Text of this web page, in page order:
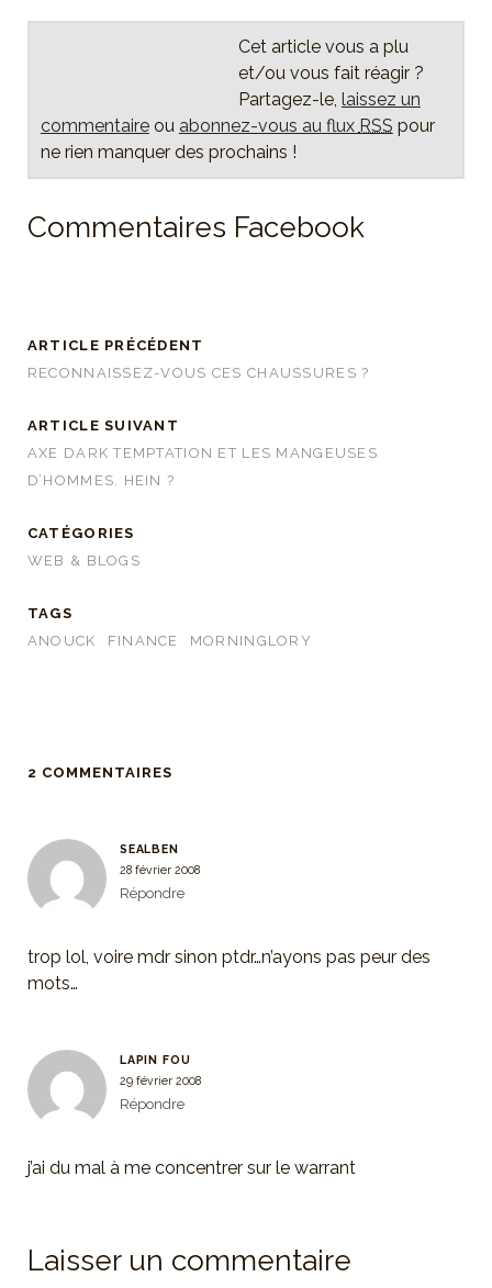
Cet article vous a plu
et/ou vous fait réagir ?
Partagez-le, laissez un
commentaireou abonnez-vous au flux RSS pour
ne rien manquer des prochains !
Commentaires Facebook
ARTICLE PRÉCÉDENT
RECONNAISSEZ-VOUS CES CHAUSSURES ?
ARTICLE SUIVANT
AXE DARK TEMPTATION ET LES MANGEUSES
D’HOMMES. HEIN ?
CATÉGORIES
WEB & BLOGS
TAGS
ANOUCK
FINANCE MORNINGLORY
2 COMMENTAIRES
SEALBEN
28 février 2008
Répondre
trop lol, voire mdr sinon ptdr…n’ayons pas peur des
mots…
LAPIN FOU
29 février 2008
Répondre
j’ai du mal à me concentrer sur le warrant
Laisser un commentaire